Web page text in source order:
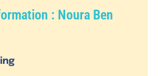
: Noura Ben